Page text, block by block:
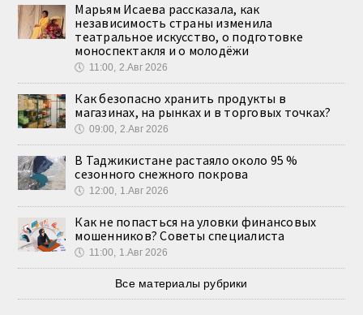
Марьям Исаева рассказала, как
независимость страны изменила
театральное искусство, о подготовке
моноспектакля и о молодёжи
🕔 11:00, 2.Авг 2026
Как безопасно хранить продукты в
магазинах, на рынках и в торговых точках?
🕔 09:00, 2.Авг 2026
В Таджикистане растаяло около 95 %
сезонного снежного покрова
🕔 12:00, 1.Авг 2026
Как не попасться на уловки финансовых
мошенников? Советы специалиста
🕔 11:00, 1.Авг 2026
Все материалы рубрики